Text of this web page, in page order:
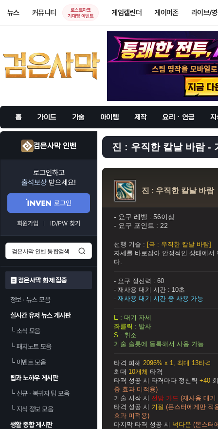
뉴스 커뮤니티
로스트아크
기대평 이벤트
게임캘린더 게이머존 라이브/
홈 가이드 기술 아이템 제작 요리 · 연금 지
검은사막 인벤
로그인하고
출석보상 받으세요!
로그인
회원가입 ID/PW 찾기
검은사막 화제 집중
정보 · 뉴스 모음
실시간 유저 뉴스 게시판
└소식 모음
└패치노트 모음
└이벤트 모음
팁과 노하우 게시판
└신규 · 복귀자 팁 모음
└지식 정보 모음
생활 종합 게시판
진 : 우직한 칼날 바람 -
진 : 우직한 칼날 바람
- 요구 레벨 : 56이상
- 요구 포인트 : 22
선행 기술 : [극 : 우직한 칼날 바람]
자세를 바로잡아 안정적인 상태에서
다.
- 요구 정신력 : 60
- 재사용 대기 시간 : 10초
- 재사용 대기 시간 중 사용 가능
E : 대기 자세
좌클릭 : 발사
S : 취소
기술 슬롯에 등록해서 사용 가능
타격 피해 2096% x 1, 최대 13타격
최대 10개체 타격
타격 성공 시 타격마다 정신력 +40
중 효과 미적용)
기술 시작 시 전방 가드 (재사용 대
타격 성공 시 기절 (몬스터에게만 적
효과 미적용)
마지막 타격 성공 시 넉다운 (몬스터